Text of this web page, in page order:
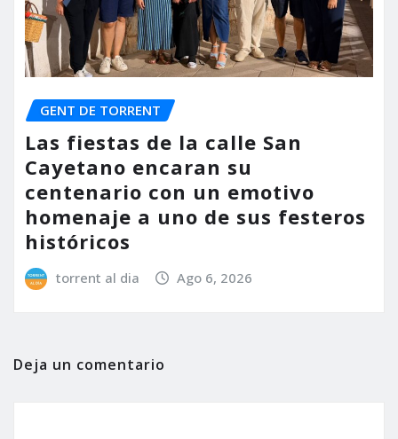
GENT DE TORRENT
Las fiestas de la calle San
Cayetano encaran su
centenario con un emotivo
homenaje a uno de sus festeros
históricos
torrent al dia Ago 6, 2026
Deja un comentario